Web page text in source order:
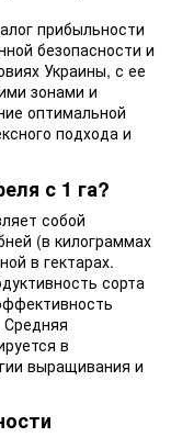
прибыльности
безопасности и
Украины, с ее
зонами и
оптимальной
подхода и
с 1 га?
собой
(в килограммах
в гектарах.
сорта
Средняя
в
выращивания и